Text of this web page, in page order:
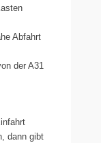
Abfahrt
der A31
dann gibt